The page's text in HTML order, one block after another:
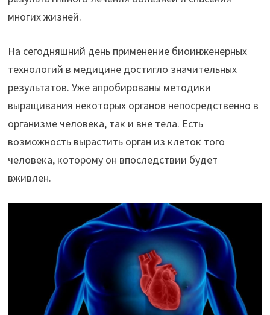
многих жизней.
На сегодняшний день применение биоинженерных
технологий в медицине достигло значительных
результатов. Уже апробированы методики
выращивания некоторых органов непосредственно в
организме человека, так и вне тела. Есть
возможность вырастить орган из клеток того
человека, которому он впоследствии будет
вживлен.